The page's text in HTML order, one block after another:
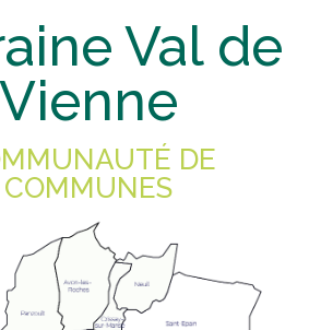
Val de
Vienne
DE
COMMUNES